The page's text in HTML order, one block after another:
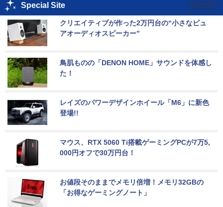
Special Site
クリエイティブが作った2万円台の“小さなピュ
アオーディオスピーカー”
鳥肌ものの「DENON HOME」サウンドを体感し
た！
レイズのパワーデザインホイール「M6」に新色
登場!!
マウス、RTX 5060 Ti搭載ゲーミングPCが7万5,
000円オフで30万円台！
お値段そのままでメモリ倍増！メモリ32GBの
「お得なゲーミングノート」